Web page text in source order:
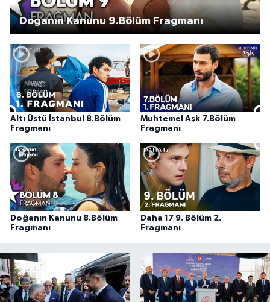
Doğanın Kanunu 9.Bölüm Fragmanı
Altı Üstü İstanbul 8.Bölüm
Fragmanı
Muhtemel Aşk 7.Bölüm
Fragmanı
Doğanın Kanunu 8.Bölüm
Fragmanı
Daha 17 9. Bölüm 2.
Fragmanı